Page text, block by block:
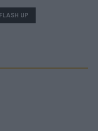
FLASH UP